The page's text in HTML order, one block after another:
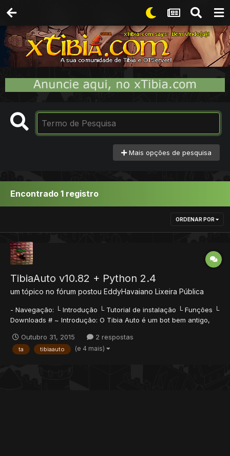
Mais opções de pesquisa
Encontrado 1 registro
ORDENAR POR
TibiaAuto v10.82 + Python 2.4
um tópico no fórum postou EddyHavaiano Lixeira Pública
- Navegação: └ Introdução └ Tutorial de instalação └ Funções └
Downloads # ~ Introdução: O Tibia Auto é um bot bem antigo,
mas muitos usuarios acha super importante ressaltar que o
Tibia Auto é considerado um bot...
Outubro 31, 2015 2 respostas
ta tibiaauto (e 4 mais)